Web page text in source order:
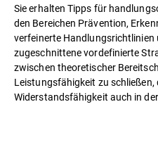
Sie erhalten Tipps für
den Bereichen Prävention,
verfeinerte Handlungsrichtlinien
zugeschnittene vordefinierte
zwischen theoretischer
Leistungsfähigkeit zu
Widerstandsfähigkeit auch in